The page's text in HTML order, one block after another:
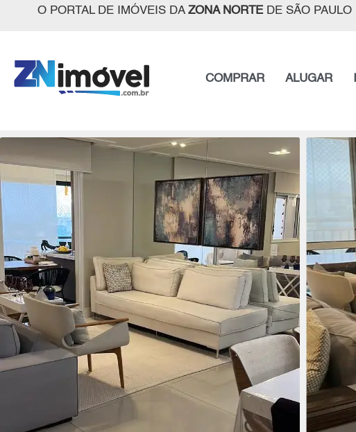
O PORTAL DE IMÓVEIS DA ZONA NORTEDE SÃO PAULO
COMPRAR ALUGAR